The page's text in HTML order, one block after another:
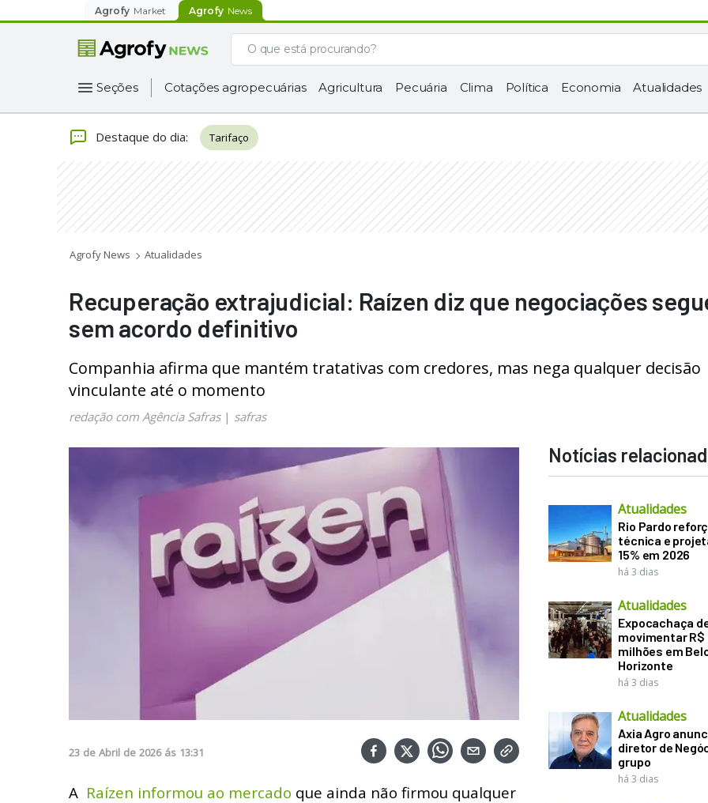
Agrofy Market Agrofy News
Seções Cotações agropecuárias Agricultura Pecuária Clima Política Economia Atualidades
Destaque do dia: Tarifaço
Agrofy News Atualidades
Recuperação extrajudicial: Raízen diz que negociações
sem acordo definitivo
Companhia afirma que mantém tratativas com credores, mas nega qualquer decisão
vinculante até o momento
redação com Agência Safras| safras
23 de Abril de 2026 ás 13:31
A Raízen informou ao mercado que ainda não firmou qualquer
Notícias
Atualidades
Rio Pardo
técnica e
15% em 2026
há 3 dias
Atualidades
Expocachaça
movimentar R$
milhões em
Horizonte
há 3 dias
Atualidades
Axia Agro
diretor de
grupo
há 3 dias